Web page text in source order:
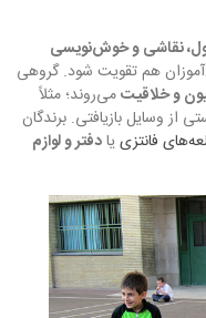
نقاشی و خوش‌نویسی
هم تقویت شود. گروهی
و خلاقیتمی‌روند؛ مثلاً
وسایل بازیافتی. برندگان
فانتزییادفتر و لوازم